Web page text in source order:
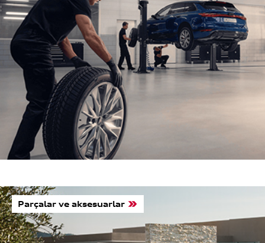
Parçalar ve aksesuarlar